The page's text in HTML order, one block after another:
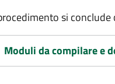
si
Moduli da compilare e